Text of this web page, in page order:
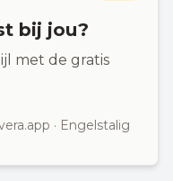
bij jou?
met de gratis
· Engelstalig